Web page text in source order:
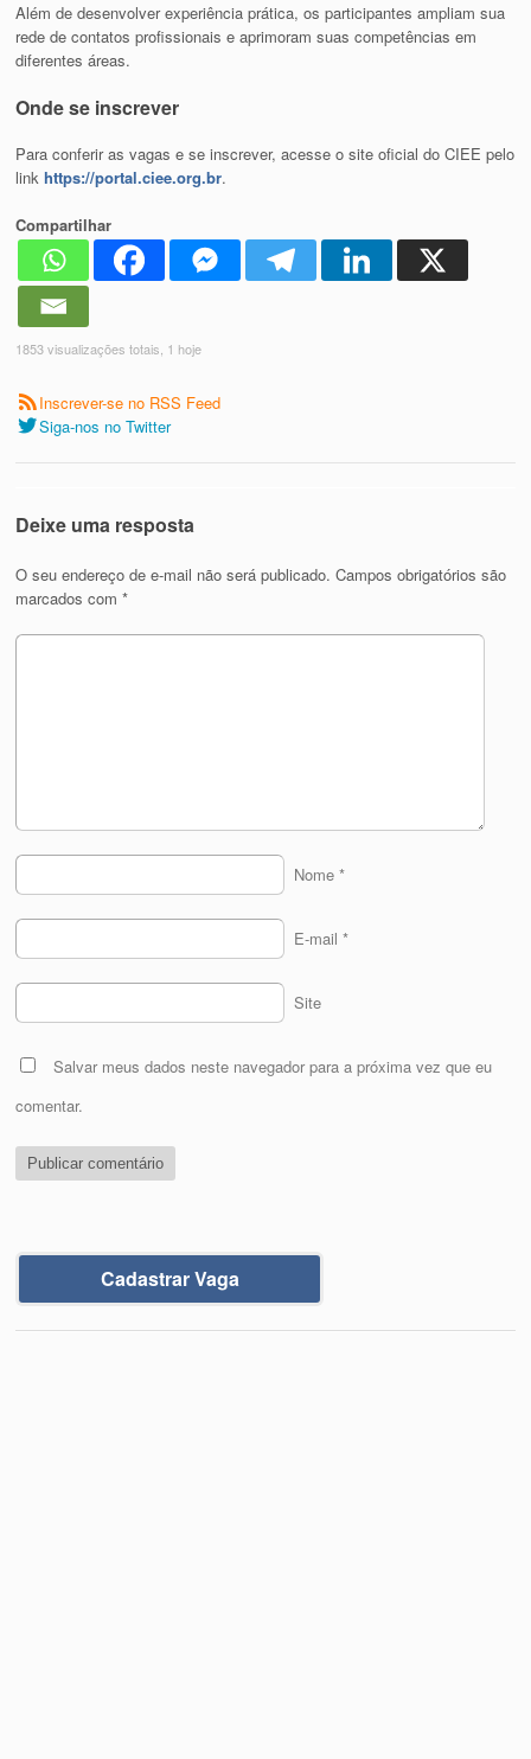
Além de desenvolver experiência prática, os participantes ampliam sua
rede de contatos profissionais e aprimoram suas competências em
diferentes áreas.
Onde se inscrever
Para conferir as vagas e se inscrever, acesse o site oficial do CIEE pelo
linkhttps://portal.ciee.org.br.
Compartilhar
1853 visualizações totais, 1 hoje
Inscrever-se no RSS Feed
Siga-nos no Twitter
Deixe uma resposta
O seu endereço de e-mail não será publicado. Campos obrigatórios são
marcados com*
Nome *
E-mail *
Site
Salvar meus dados neste navegador para a próxima vez que eu
comentar.
Cadastrar Vaga